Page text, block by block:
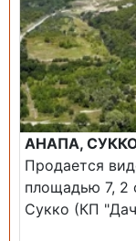
АНАПА,
Продается
площадью 7, 2
Сукко (КП